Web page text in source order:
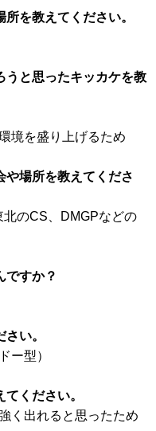
を教えてください。
うと思ったキッカケを教
境を盛り上げるため
や場所を教えてくださ
のCS、DMGPなどの
ですか？
い。
ー型）
ください。
く出れると思ったため